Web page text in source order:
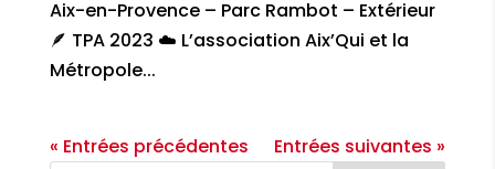
Aix-en-Provence – Parc Rambot – Extérieur
🪶 TPA 2023 ☁️ L’association Aix’Qui et la
Métropole...
« Entrées précédentes Entrées suivantes »